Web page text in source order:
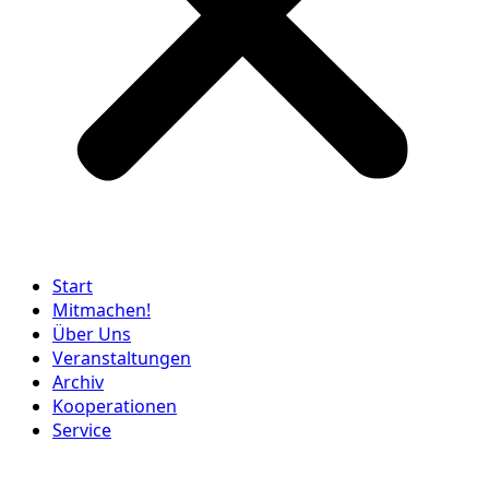
Start
Mitmachen!
Über Uns
Veranstaltungen
Archiv
Kooperationen
Service